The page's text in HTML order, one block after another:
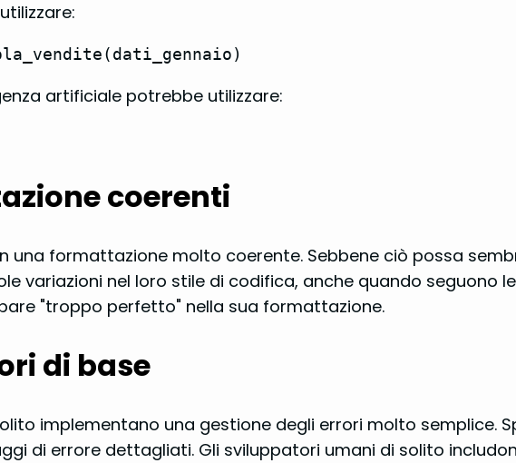
artificiale potrebbe utilizzare:
coerenti
una formattazione molto coerente. Sebbene ciò possa
variazioni nel loro stile di codifica, anche quando seguono
"troppo perfetto" nella sua formattazione.
di base
implementano una gestione degli errori molto semplice.
di errore dettagliati. Gli sviluppatori umani di solito